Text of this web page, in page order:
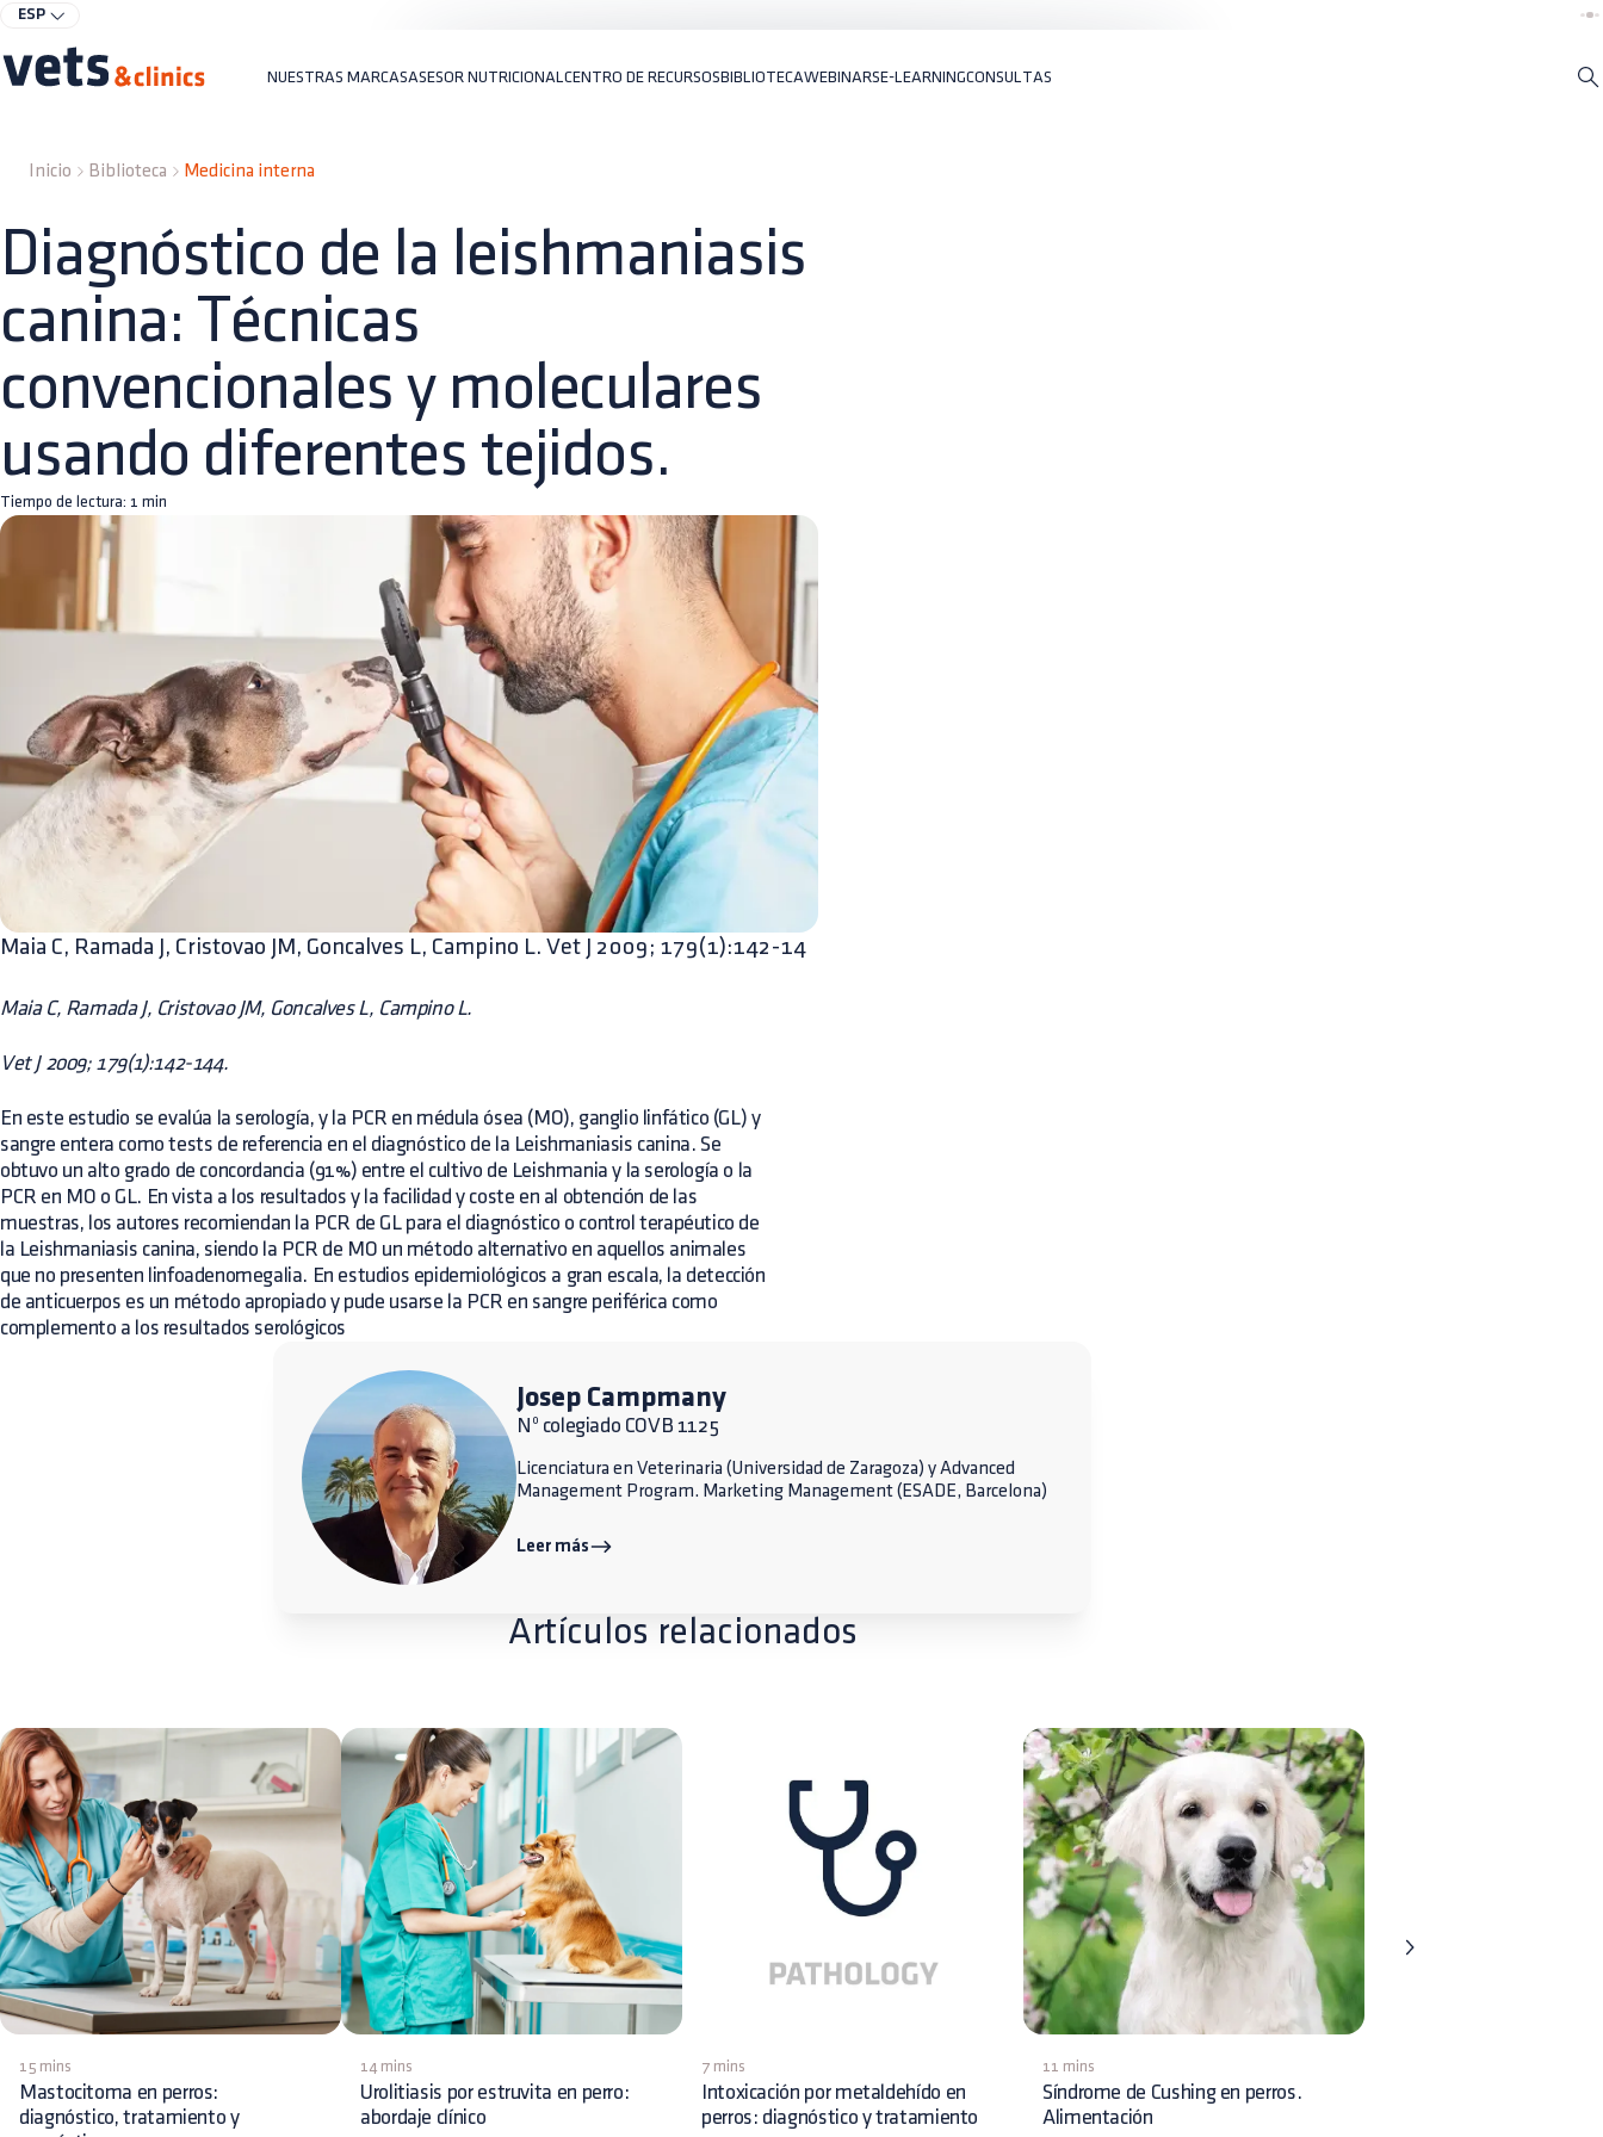
ESP
NUESTRAS MARCASASESOR NUTRICIONAL CENTRO DE RECURSOSBIBLIOTECAWEBINARSE-LEARNINGCONSULTAS
Inicio Biblioteca Medicina interna
Diagnóstico de la leishmaniasis
canina: Técnicas
convencionales y moleculares
usando diferentes tejidos.
Tiempo de lectura: 1 min
Maia C, Ramada J, Cristovao JM, Goncalves L, Campino L. Vet J 2009; 179(1):142-14
Maia C, Ramada J, Cristovao JM, Goncalves L, Campino L.
Vet J 2009; 179(1):142-144.
En este estudio se evalúa la serología, y la PCR en médula ósea (MO), ganglio linfático (GL) y
sangre entera como tests de referencia en el diagnóstico de la Leishmaniasis canina. Se
obtuvo un alto grado de concordancia (91%) entre el cultivo de Leishmania y la serología o la
PCR en MO o GL. En vista a los resultados y la facilidad y coste en al obtención de las
muestras, los autores recomiendan la PCR de GL para el diagnóstico o control terapéutico de
la Leishmaniasis canina, siendo la PCR de MO un método alternativo en aquellos animales
que no presenten linfoadenomegalia. En estudios epidemiológicos a gran escala, la detección
de anticuerpos es un método apropiado y pude usarse la PCR en sangre periférica como
complemento a los resultados serológicos
Josep Campmany
Nº colegiado COVB 1125
Licenciatura en Veterinaria (Universidad de Zaragoza) y Advanced
Management Program. Marketing Management (ESADE, Barcelona)
Leer más
Artículos relacionados
15 mins
Mastocitoma en perros:
diagnóstico, tratamiento y
14 mins
Urolitiasis por estruvita en perro:
abordaje clínico
7 mins
Intoxicación por metaldehído en
perros: diagnóstico y tratamiento
11 mins
Síndrome de Cushing en perros.
Alimentación